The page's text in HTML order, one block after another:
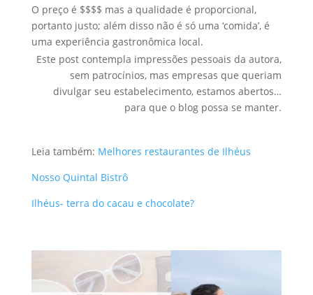
O preço é $$$$ mas a qualidade é proporcional,
portanto justo; além disso não é só uma ‘comida’, é
uma experiência gastronômica local.
Este post contempla impressões pessoais da autora,
sem patrocínios, mas empresas que queriam
divulgar seu estabelecimento, estamos abertos…
para que o blog possa se manter.
Leia também: Melhores restaurantes de Ilhéus
Nosso Quintal Bistrô
Ilhéus- terra do cacau e chocolate?